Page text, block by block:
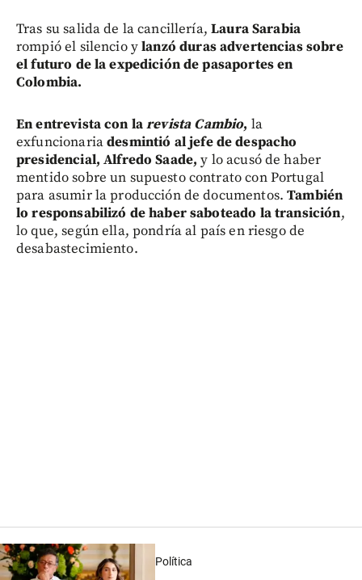
Tras su salida de la cancillería,Laura Sarabia
rompió el silencio ylanzó duras advertencias sobre
el futuro de la expedición de pasaportes en
Colombia.
En entrevista con larevista Cambio, la
exfuncionariadesmintió al jefe de despacho
presidencial, Alfredo Saade,y lo acusó de haber
mentido sobre un supuesto contrato con Portugal
para asumir la producción de documentos.También
lo responsabilizó de haber saboteado la transición,
lo que, según ella, pondría al país en riesgo de
desabastecimiento.
Política